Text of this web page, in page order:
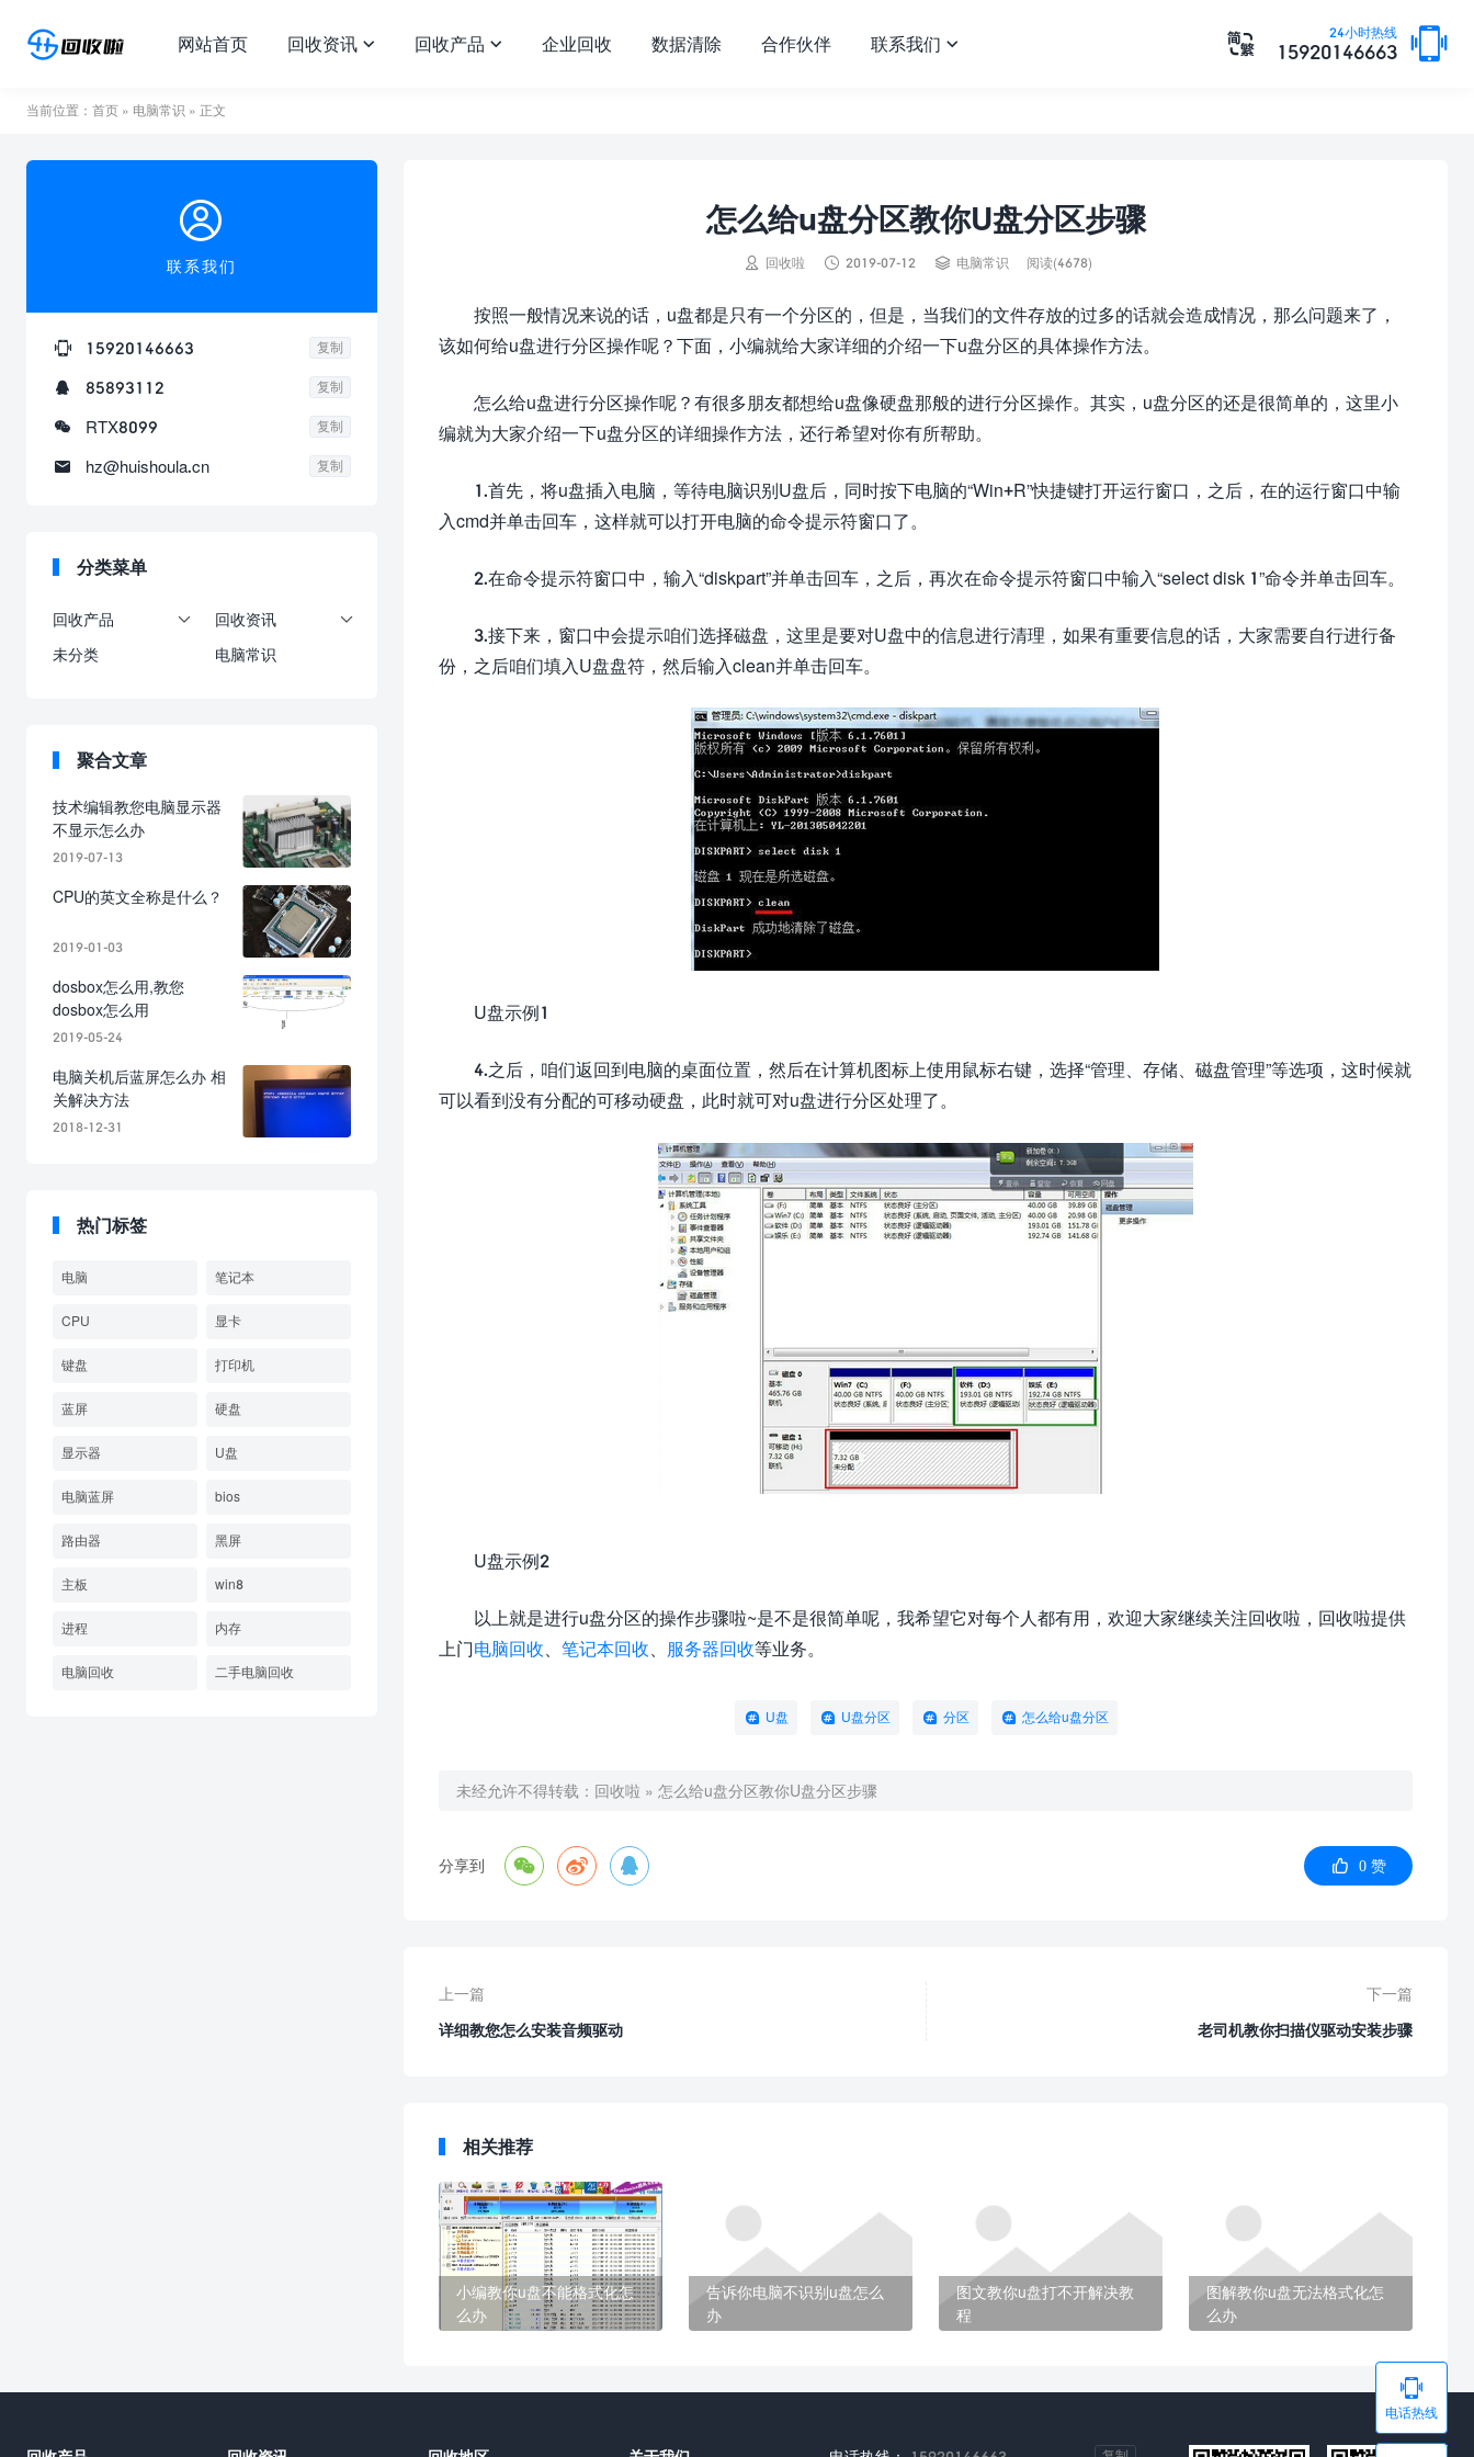
24小时热线
15920146663 

网站首页 回收资讯  回收产品  企业回收 数据清除 合作伙伴 联系我们 
当前位置： 首页 » 电脑常识 » 正文
怎么给u盘分区教你U盘分区步骤
 回收啦  2019-07-12  电脑常识 阅读(4678)
按照一般情况来说的话，u盘都是只有一个分区的，但是，当我们的文件存放的过多的话就会造成情况，那么问题来了，
该如何给u盘进行分区操作呢？下面，小编就给大家详细的介绍一下u盘分区的具体操作方法。
怎么给u盘进行分区操作呢？有很多朋友都想给u盘像硬盘那般的进行分区操作。其实，u盘分区的还是很简单的，这里小
编就为大家介绍一下u盘分区的详细操作方法，还行希望对你有所帮助。
1.首先，将u盘插入电脑，等待电脑识别U盘后，同时按下电脑的“Win+R”快捷键打开运行窗口，之后，在的运行窗口中输
入cmd并单击回车，这样就可以打开电脑的命令提示符窗口了。
2.在命令提示符窗口中，输入“diskpart”并单击回车，之后，再次在命令提示符窗口中输入“select disk 1”命令并单击回车。
3.接下来，窗口中会提示咱们选择磁盘，这里是要对U盘中的信息进行清理，如果有重要信息的话，大家需要自行进行备
份，之后咱们填入U盘盘符，然后输入clean并单击回车。
U盘示例1
4.之后，咱们返回到电脑的桌面位置，然后在计算机图标上使用鼠标右键，选择“管理、存储、磁盘管理”等选项，这时候就
可以看到没有分配的可移动硬盘，此时就可对u盘进行分区处理了。
U盘示例2
以上就是进行u盘分区的操作步骤啦~是不是很简单呢，我希望它对每个人都有用，欢迎大家继续关注回收啦，回收啦提供
上门电脑回收 笔记本回收 服务器回收等业务。
U盘 U盘分区 分区 怎么给u盘分区
未经允许不得转载： 回收啦 » 怎么给u盘分区教你U盘分区步骤
分享到     0 赞
上一篇
详细教您怎么安装音频驱动
下一篇
老司机教你扫描仪驱动安装步骤
相关推荐
小编教你u盘不能格式化怎
么办
告诉你电脑不识别u盘怎么
办
图文教你u盘打不开解决教
程
图解教你u盘无法格式化怎
么办

联系我们
 15920146663 复制
 85893112 复制
 RTX8099 复制
 hz@huishoula.cn 复制
分类菜单
回收产品  回收资讯 
未分类 电脑常识
聚合文章
技术编辑教您电脑显示器
不显示怎么办
2019-07-13
CPU的英文全称是什么？
2019-01-03
dosbox怎么用,教您
dosbox怎么用
2019-05-24
电脑关机后蓝屏怎么办 相
关解决方法
2018-12-31
热门标签
电脑 笔记本
CPU 显卡
键盘 打印机
蓝屏 硬盘
显示器 U盘
电脑蓝屏 bios
路由器 黑屏
主板 win8
进程 内存
电脑回收 二手电脑回收

电话热线